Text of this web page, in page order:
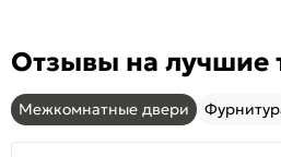
Отзывы на лучшие
Межкомнатные двери